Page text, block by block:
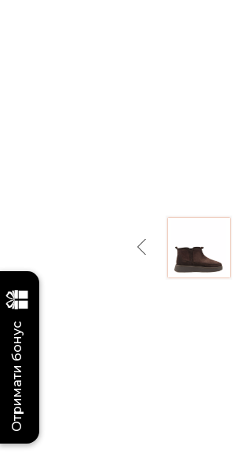
Previous
Отримати бонус